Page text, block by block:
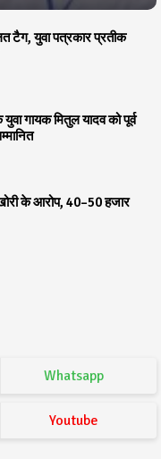
टैग, युवा पत्रकार प्रतीक
गायक मितुल यादव को पूर्व
के आरोप, 40–50 हजार
Whatsapp
Youtube